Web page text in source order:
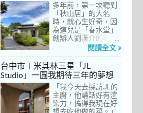
宮」到台中的
「澀」，再比較了幾
間價位較親民的牛排
餐廳……，最終，小禎
選定了阿姨及表弟剛
去吃過的「法森小
館」，理由很簡單：
歐法套餐1680元起的
價位可以接受，而且
不是無菜單料理，從
開胃菜、湯品、主
菜、甜點等，通通可
以選自己喜歡的，小
多年前，第一次聽到
「秋山居」的大名
時，就心生好奇，因
為這兒是「春水堂」
創辦人劉漢介的私人
招待所，只對會員開
自從十多年前搬回彰
化之後，小禎才開始
上春水堂吃飯、喝
茶，有一度還把春水
堂當麵店在吃，每週
到台中上課時，總忍
閱讀全文 »
台中市∣米其林三星「JL
Studio」一圓我期待三年的夢想
「我今天去採訪JL的
主廚，他講話好有渲
染力，搞得我現在好